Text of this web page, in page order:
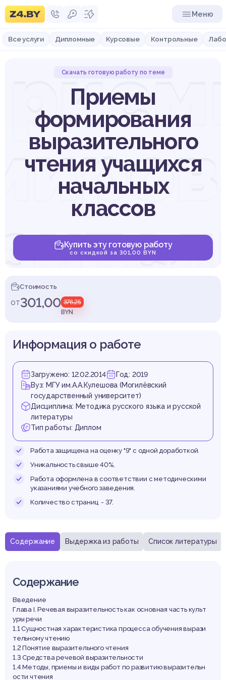
Меню
Все услуги Дипломные Курсовые Контрольные
Скачать готовую работу по теме
Приемы
формирования
выразительного
чтения учащихся
начальных
классов
Купить эту готовую работу
со скидкой за 301,00 BYN
Стоимость
от301,00 376,25
BYN
Содержание Выдержка из работы Список литературы
Содержание
Введение
Глава І. Речевая выразительность как основная часть культ
уры речи
1.1 Сущностная характеристика процесса обучения вырази
тельному чтению
1.2 Понятие выразительного чтения
1.3 Средства речевой выразительности
1.4 Методы, приемы и виды работ по развитию выразительн
ости чтения
Информация о работе
Загружено: 12.02.2014
Год: 2019
Вуз: МГУ им.А.А.Кулешова (Могилёвский
государственный университет)
Дисциплина: Методика русского языка и русской
литературы
Тип работы: Диплом
Работа защищена на оценку "9" с одной доработкой.
Уникальность свыше 40%.
Работа оформлена в соответствии с методическими
указаниями учебного заведения.
Количество страниц - 37.